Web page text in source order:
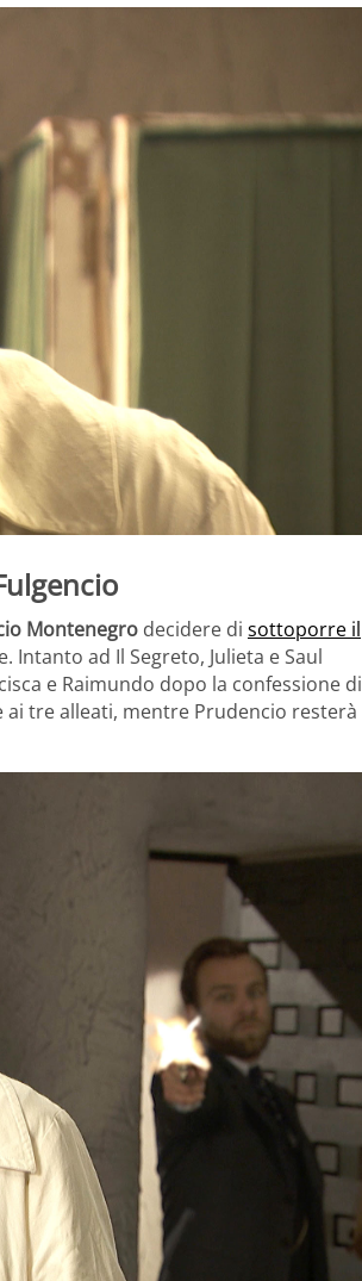
Montenegro decidere di sottoporre il
ad Il Segreto, Julieta e Saul
e Raimundo dopo la confessione di
ai tre alleati, mentre Prudencio resterà